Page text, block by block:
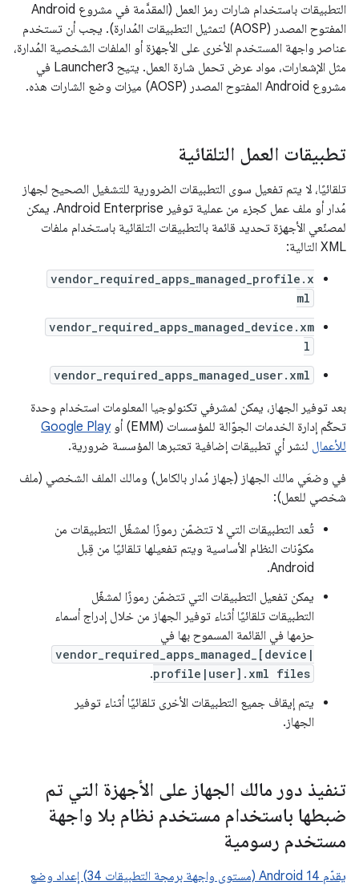
التطبيقات باستخدام شارات رمز العمل (المقدَّمة في مشروع Android
المفتوح المصدر (AOSP) لتمثيل التطبيقات المُدارة). يجب أن تستخدم
عناصر واجهة المستخدم الأخرى على الأجهزة أو الملفات الشخصية المُدارة،
مثل الإشعارات، مواد عرض تحمل شارة العمل. يتيح Launcher3 في
مشروع Android المفتوح المصدر (AOSP) ميزات وضع الشارات هذه.
تطبيقات العمل التلقائية
تلقائيًا، لا يتم تفعيل سوى التطبيقات الضرورية للتشغيل الصحيح لجهاز
مُدار أو ملف عمل كجزء من عملية توفير Android Enterprise. يمكن
لمصنّعي الأجهزة تحديد قائمة بالتطبيقات التلقائية باستخدام ملفات
XML التالية:
vendor_required_apps_managed_profile.x
ml
vendor_required_apps_managed_device.xm
l
vendor_required_apps_managed_user.xml
بعد توفير الجهاز، يمكن لمشرفي تكنولوجيا المعلومات استخدام وحدة
تحكّم إدارة الخدمات الجوّالة للمؤسسات (EMM) أو
Google Play
للأعمال لنشر أي تطبيقات إضافية تعتبرها المؤسسة ضرورية.
في وضعَي مالك الجهاز (جهاز مُدار بالكامل) ومالك الملف الشخصي (ملف
شخصي للعمل):
تُعد التطبيقات التي لا تتضمّن رموزًا لمشغّل التطبيقات من
مكوّنات النظام الأساسية ويتم تفعيلها تلقائيًا من قِبل
Android.
يمكن تفعيل التطبيقات التي تتضمّن رموزًا لمشغّل
التطبيقات تلقائيًا أثناء توفير الجهاز من خلال إدراج أسماء
حزمها في القائمة المسموح بها في
vendor_required_apps_managed_[device|
profile|user].xml files
.
يتم إيقاف جميع التطبيقات الأخرى تلقائيًا أثناء توفير
الجهاز.
تنفيذ دور مالك الجهاز على الأجهزة التي تم
ضبطها باستخدام مستخدم نظام بلا واجهة
مستخدم رسومية
يقدّم Android 14 (مستوى واجهة برمجة التطبيقات 34) إعداد وضع